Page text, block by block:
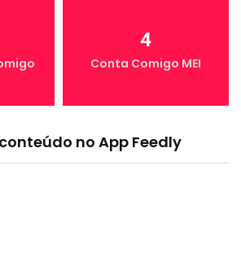
4
Conta Comigo MEI
no App Feedly